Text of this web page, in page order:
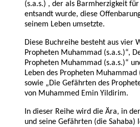
(s.a.s.) , der als Barmherzigkeit
entsandt wurde, diese
seinem Leben umsetzte.
Diese Buchreihe besteht aus vier
Propheten Muhammad (s.a.s.)“,
Propheten Muhammad (s.a.s.)“
Leben des Propheten Muhammad
sowie „Die Gefährten des
von Muhammed Emin Yildirim.
In dieser Reihe wird die Ära, in
und seine Gefährten (die Sahaba)